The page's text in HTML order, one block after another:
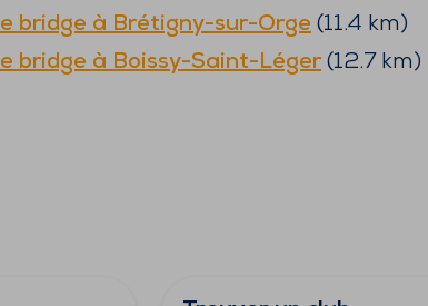
bridge à Brétigny-sur-Orge (11.4 km)
bridge à Boissy-Saint-Léger(12.7 km)